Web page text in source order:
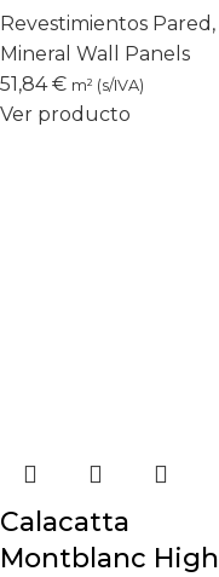
Revestimientos Pared ,
Mineral Wall Panels
51,84€ m² (s/IVA)
Ver producto
Calacatta
Montblanc High